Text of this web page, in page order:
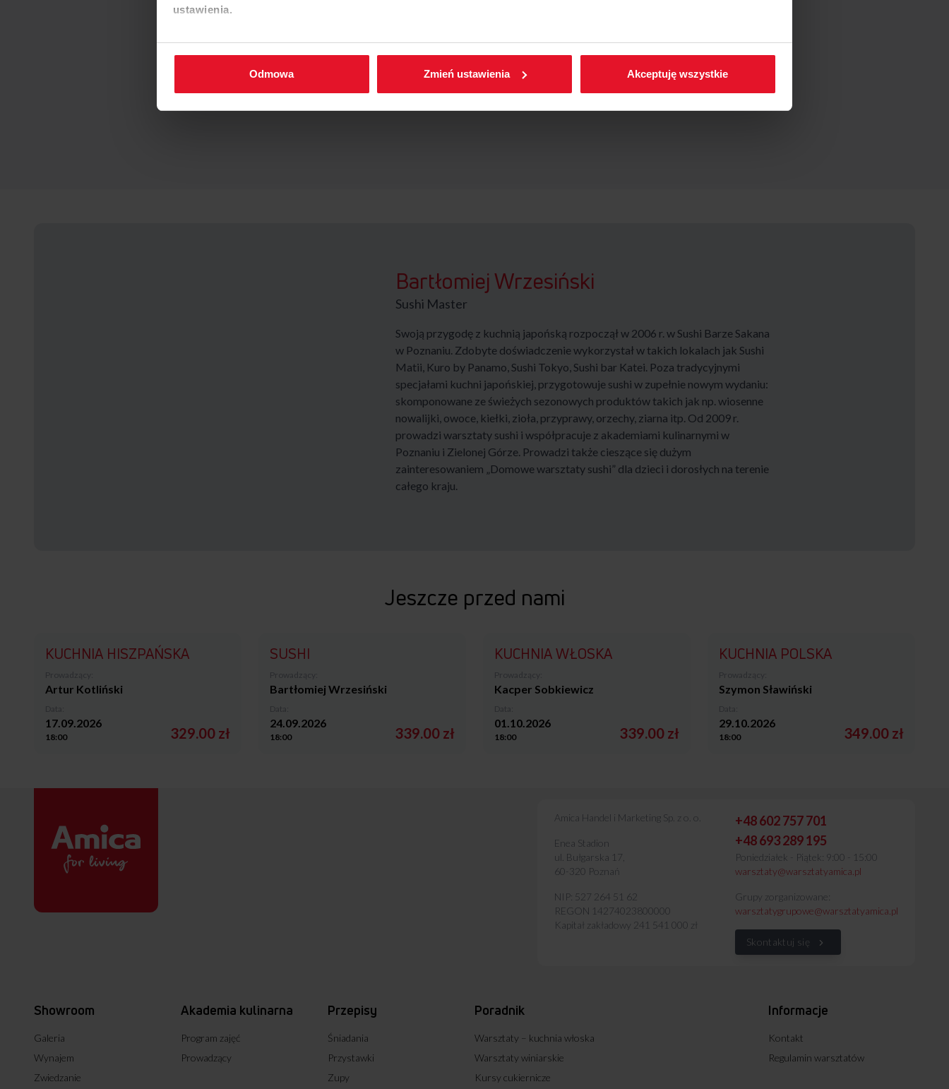
ustawienia.
W każdej chwili możesz zmienić wybrane przez Ciebie ustawienia plików cookies wchodząc w zakładkęPolityka
Odmowa
Zmień ustawienia Akceptuję wszystkie
Bartłomiej Wrzesiński
Sushi Master
Swoją przygodę z kuchnią japońską rozpoczął w 2006 r. w Sushi Barze Sakana
w Poznaniu. Zdobyte doświadczenie wykorzystał w takich lokalach jak Sushi
Matii, Kuro by Panamo, Sushi Tokyo, Sushi bar Katei. Poza tradycyjnymi
specjałami kuchni japońskiej, przygotowuje sushi w zupełnie nowym wydaniu:
skomponowane ze świeżych sezonowych produktów takich jak np. wiosenne
nowalijki, owoce, kiełki, zioła, przyprawy, orzechy, ziarna itp. Od 2009 r.
prowadzi warsztaty sushi i współpracuje z akademiami kulinarnymi w
Poznaniu i Zielonej Górze. Prowadzi także cieszące się dużym
zainteresowaniem „Domowe warsztaty sushi” dla dzieci i dorosłych na terenie
całego kraju.
Jeszcze przed nami
KUCHNIA HISZPAŃSKA
Artur Kotliński
17.09.2026
18:00 329.00 zł
SUSHI
Bartłomiej Wrzesiński
24.09.2026
18:00 339.00 zł
KUCHNIA WŁOSKA
Kacper Sobkiewicz
01.10.2026
18:00 339.00 zł
KUCHNIA POLSKA
Szymon Sławiński
29.10.2026
18:00 349.00 zł
Amica Handel i Marketing Sp. z o. o.
Enea Stadion
ul. Bułgarska 17,
60-320 Poznań
NIP: 527 264 51 62
REGON 14274023800000
Kapitał zakładowy 241 541 000 zł
+48 602 757 701
+48 693 289 195
Poniedziałek - Piątek: 9:00 - 15:00
warsztaty@warsztatyamica.pl
Grupy zorganizowane:
warsztatygrupowe@warsztatyamica.pl
Skontaktuj się
Showroom
Galeria
Wynajem
Zwiedzanie
Akademia kulinarna
Program zajęć
Prowadzący
Przepisy
Śniadania
Przystawki
Zupy
Poradnik
Warsztaty – kuchnia włoska
Warsztaty winiarskie
Kursy cukiernicze
Informacje
Kontakt
Regulamin warsztatów